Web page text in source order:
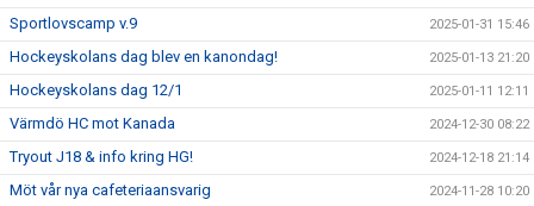
Sportlovscamp v.9 2025-01-31 15:46
Hockeyskolans dag blev en kanondag! 2025-01-13 21:20
Hockeyskolans dag 12/1 2025-01-11 12:11
Värmdö HC mot Kanada 2024-12-30 08:22
Tryout J18 & info kring HG! 2024-12-18 21:14
Möt vår nya cafeteriaansvarig 2024-11-28 10:20